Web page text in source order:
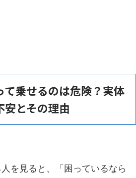
て乗せるのは危険？実体
安とその理由
を見ると、「困っているなら